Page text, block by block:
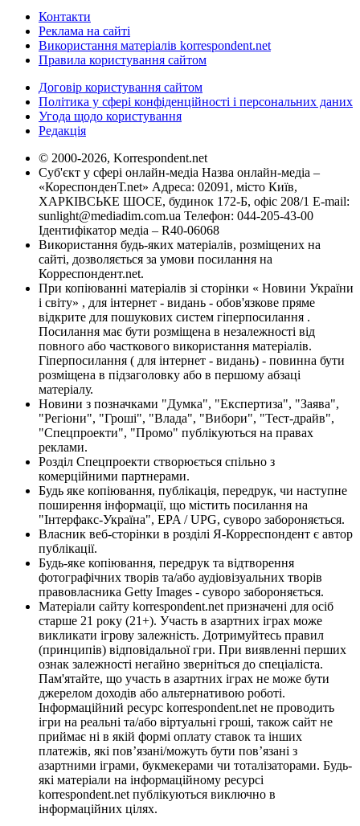
Контакти
Реклама на сайті
Використання матеріалів korrespondent.net
Правила користування сайтом
Договір користування сайтом
Політика у сфері конфіденційності і персональних даних
Угода щодо користування
Редакція
© 2000-2026, Korrespondent.net
Суб'єкт у сфері онлайн-медіа Назва онлайн-медіа –
«КореспонденТ.net» Адреса: 02091, місто Київ,
ХАРКІВСЬКЕ ШОСЕ, будинок 172-Б, офіс 208/1 E-mail:
sunlight@mediadim.com.ua Телефон: 044-205-43-00
Ідентифікатор медіа – R40-06068
Використання будь-яких матеріалів, розміщених на
сайті, дозволяється за умови посилання на
Корреспондент.net.
При копіюванні матеріалів зі сторінки « Новини України
і світу» , для інтернет - видань - обов'язкове пряме
відкрите для пошукових систем гіперпосилання .
Посилання має бути розміщена в незалежності від
повного або часткового використання матеріалів.
Гіперпосилання ( для інтернет - видань) - повинна бути
розміщена в підзаголовку або в першому абзаці
матеріалу.
Новини з позначками "Думка", "Експертиза", "Заява",
"Регіони", "Гроші", "Влада", "Вибори", "Тест-драйв",
"Спецпроекти", "Промо" публікуються на правах
реклами.
Розділ Спецпроекти створюється спільно з
комерційними партнерами.
Будь яке копіювання, публікація, передрук, чи наступне
поширення інформації, що містить посилання на
"Інтерфакс-Україна", EPA / UPG, суворо забороняється.
Власник веб-сторінки в розділі Я-Корреспондент є автор
публікації.
Будь-яке копіювання, передрук та відтворення
фотографічних творів та/або аудіовізуальних творів
правовласника Getty Images - суворо забороняється.
Матеріали сайту korrespondent.net призначені для осіб
старше 21 року (21+). Участь в азартних іграх може
викликати ігрову залежність. Дотримуйтесь правил
(принципів) відповідальної гри. При виявленні перших
ознак залежності негайно зверніться до спеціаліста.
Пам'ятайте, що участь в азартних іграх не може бути
джерелом доходів або альтернативою роботі.
Інформаційний ресурс korrespondent.net не проводить
ігри на реальні та/або віртуальні гроші, також сайт не
приймає ні в якій формі оплату ставок та інших
платежів, які пов’язані/можуть бути пов’язані з
азартними іграми, букмекерами чи тоталізаторами. Будь-
які матеріали на інформаційному ресурсі
korrespondent.net публікуються виключно в
інформаційних цілях.